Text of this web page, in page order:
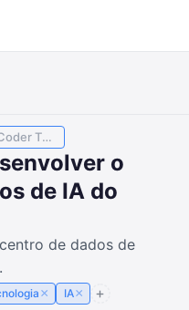
AI Coder TODAY
o
de IA do
de dados de
× IA×